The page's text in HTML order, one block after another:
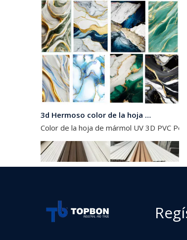
3d Hermoso color de la hoja de mármol de PVC
Color de la hoja de mármol UV 3D PVC